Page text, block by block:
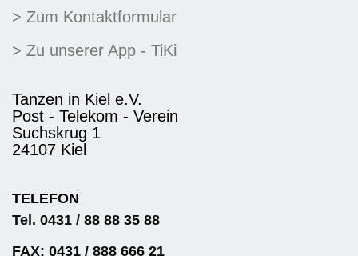
> Zum Kontaktformular
> Zu unserer App - TiKi
Tanzen in Kiel e.V.
Post - Telekom - Verein
Suchskrug 1
24107 Kiel
TELEFON
Tel. 0431 / 88 88 35 88
FAX: 0431 / 888 666 21